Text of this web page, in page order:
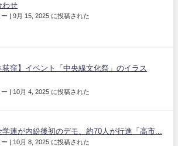
わせ
| 9月 15, 2025 に投稿された
荻窪】イベント「中央線文化祭」のイラス
| 10月 4, 2025 に投稿された
学連が内紛後初のデモ、約70人が行進「高市...
| 10月 8, 2025 に投稿された